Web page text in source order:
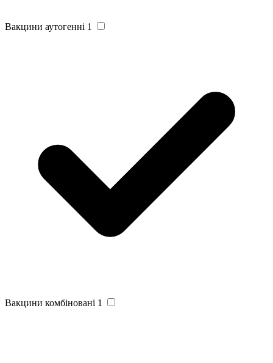
Вакцини аутогенні 1
Вакцини комбіновані 1